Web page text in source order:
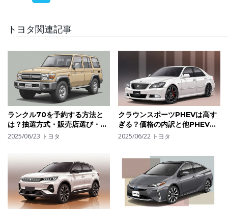
トヨタ関連記事
ランクル70を予約する方法と
は？抽選方式・販売店選び・購
入のコツ
2025/06/23 トヨタ
クラウンスポーツPHEVは高す
ぎる？価格の内訳と他PHEVと
の性能差から見る判断材料
2025/06/22 トヨタ